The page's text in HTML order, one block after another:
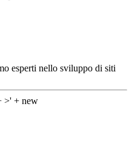
esperti nello sviluppo di siti